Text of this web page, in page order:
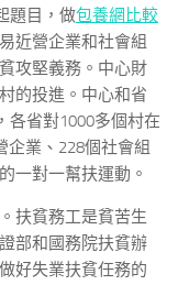
題目，做包養網比較
近營企業和社會組
攻堅義務。中心財
的投進。中心和省
各省對1000多個村在
企業、228個社會組
的一對一幫扶運動。
扶貧務工是貧苦生
部和國務院扶貧辦
好失業扶貧任務的